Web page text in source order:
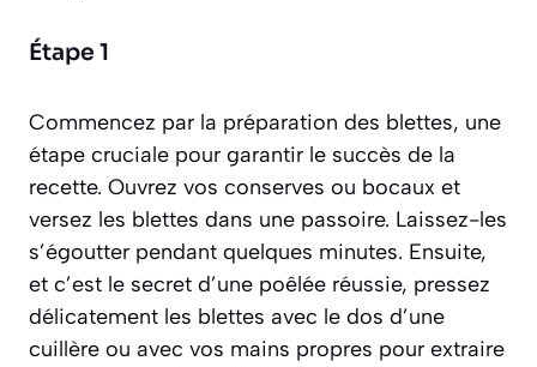
Étape 1
Commencez par la préparation des blettes, une
étape cruciale pour garantir le succès de la
recette. Ouvrez vos conserves ou bocaux et
versez les blettes dans une passoire. Laissez-les
s’égoutter pendant quelques minutes. Ensuite,
et c’est le secret d’une poêlée réussie, pressez
délicatement les blettes avec le dos d’une
cuillère ou avec vos mains propres pour extraire